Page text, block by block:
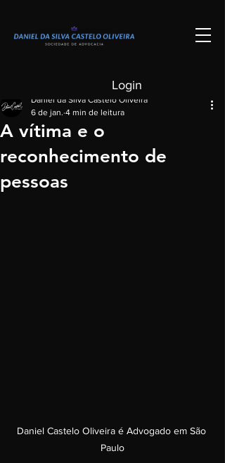
Login
A vítima e o
reconhecimento de
pessoas
Daniel da Silva Castelo Oliveira
6 de jan. 4 min de leitura
Daniel Castelo Oliveira é Advogado em São
Paulo